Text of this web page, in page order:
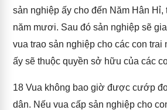
sản nghiệp ấy cho đến Năm Hân
năm mươi. Sau đó sản nghiệp sẽ
vua trao sản nghiệp cho các con trai
ấy sẽ thuộc quyền sở hữu của các
18 Vua không bao giờ được cướp
dân. Nếu vua cấp sản nghiệp cho